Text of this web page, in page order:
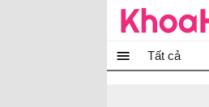
Tất cả